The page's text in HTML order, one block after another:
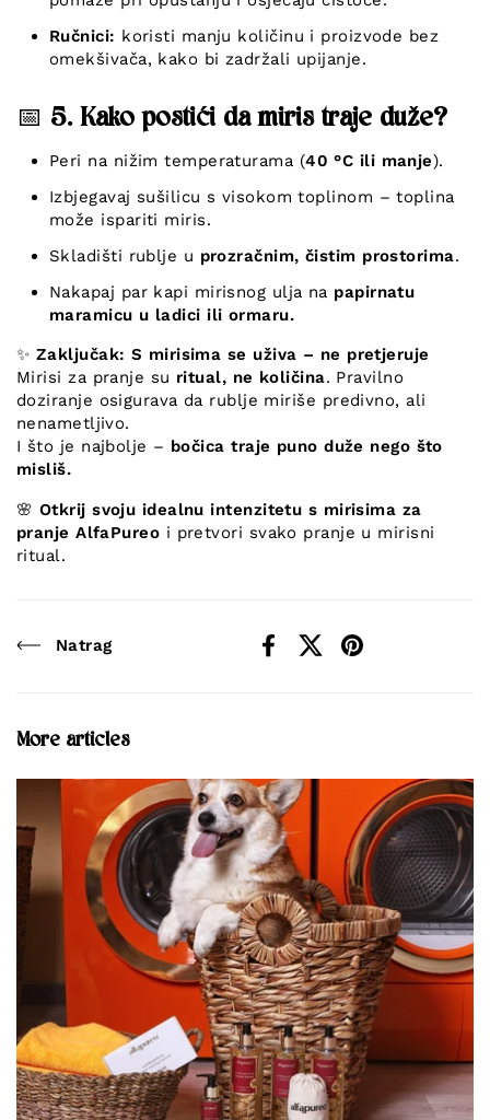
Ručnici: koristi manju količinu i proizvode bez
omekšivača, kako bi zadržali upijanje.
📅 5. Kako postići da miris traje duže?
Peri na nižim temperaturama (40 °C ili manje).
Izbjegavaj sušilicu s visokom toplinom – toplina
može ispariti miris.
Skladišti rublje u prozračnim, čistim prostorima.
Nakapaj par kapi mirisnog ulja na papirnatu
maramicu u ladici ili ormaru.
✨ Zaključak: S mirisima se uživa – ne pretjeruje
Mirisi za pranje su ritual, ne količina. Pravilno
doziranje osigurava da rublje miriše predivno, ali
nenametljivo.
I što je najbolje – bočica traje puno duže nego što
misliš.
🌸 Otkrij svoju idealnu intenzitetu s mirisima za
pranje AlfaPureo i pretvori svako pranje u mirisni
ritual.
Natrag
FacebookX (Twitter)Pinterest
More articles